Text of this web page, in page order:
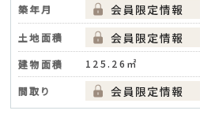
築年月
土地面積
建物面積
125.26㎡
間取り